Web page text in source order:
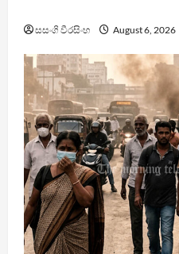
සසංගි වීරසිංහ August 6, 2026